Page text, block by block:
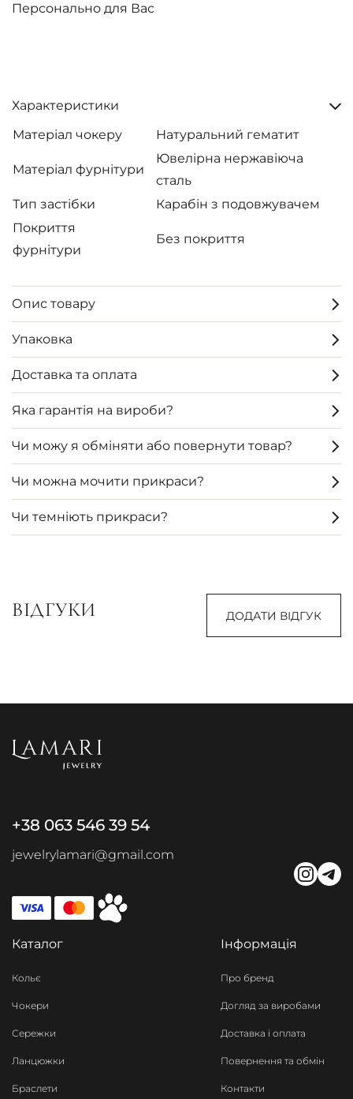
Персонально для Вас
Характеристики
Матеріал чокеру
Натуральний гематит
Матеріал фурнітури
Ювелірна нержавіюча
сталь
Тип застібки
Карабін з подовжувачем
Покриття
фурнітури
Без покриття
Опис товару
Упаковка
Доставка та оплата
Яка гарантія на вироби?
Чи можу я обміняти або повернути товар?
Чи можна мочити прикраси?
Чи темніють прикраси?
ВІДГУКИ ДОДАТИ ВІДГУК
+38 063 546 39 54
jewelrylamari@gmail.com
Каталог
Кольє
Чокери
Сережки
Ланцюжки
Браслети
Інформація
Про бренд
Догляд за виробами
Доставка і оплата
Повернення та обмін
Контакти